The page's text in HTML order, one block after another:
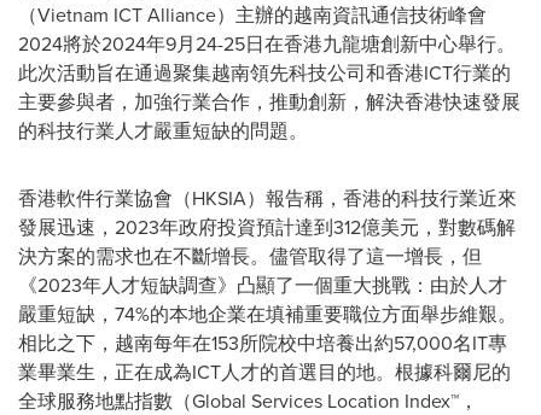
（Vietnam ICT Alliance）主辦的越南資訊通信技術峰會
2024將於2024年9月24-25日在香港九龍塘創新中心舉行。
此次活動旨在通過聚集越南領先科技公司和香港ICT行業的
主要參與者，加強行業合作，推動創新，解決香港快速發展
的科技行業人才嚴重短缺的問題。
香港軟件行業協會（HKSIA）報告稱，香港的科技行業近來
發展迅速，2023年政府投資預計達到312億美元，對數碼解
決方案的需求也在不斷增長。儘管取得了這一增長，但
《2023年人才短缺調查》凸顯了一個重大挑戰：由於人才
嚴重短缺，74%的本地企業在填補重要職位方面舉步維艱。
相比之下，越南每年在153所院校中培養出約57,000名IT專
業畢業生，正在成為ICT人才的首選目的地。根據科爾尼的
全球服務地點指數（Global Services Location Index™，